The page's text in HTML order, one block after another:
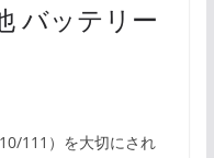
バッテリー
111）を大切にされ